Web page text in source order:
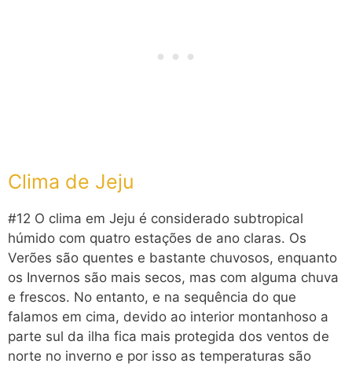
Clima de Jeju
#12 O clima em Jeju é considerado subtropical
húmido com quatro estações de ano claras. Os
Verões são quentes e bastante chuvosos, enquanto
os Invernos são mais secos, mas com alguma chuva
e frescos. No entanto, e na sequência do que
falamos em cima, devido ao interior montanhoso a
parte sul da ilha fica mais protegida dos ventos de
norte no inverno e por isso as temperaturas são